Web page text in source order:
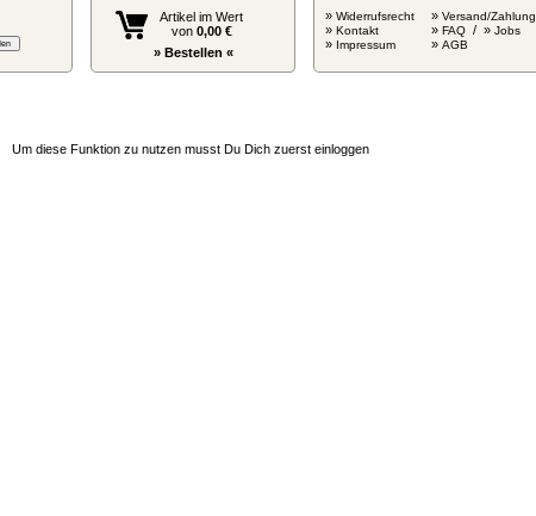
Artikel im Wert
von 0,00 €
» Bestellen «
» Widerrufsrecht
» Kontakt
» Impressum
» Versand/Zahlung
» FAQ / » Jobs
» AGB
Um diese Funktion zu nutzen musst Du Dich zuerst einloggen